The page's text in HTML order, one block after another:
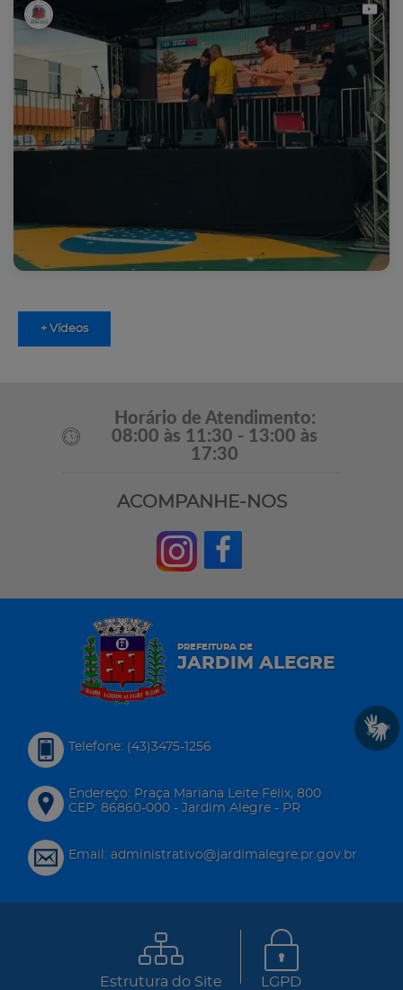
+ Vídeos
Horário de Atendimento:
08:00 às 11:30 - 13:00 às
17:30
ACOMPANHE-NOS
PREFEITURA DE
JARDIM ALEGRE
Telefone: (43)3475-1256
Endereço: Praça Mariana Leite Félix, 800
CEP: 86860-000 - Jardim Alegre - PR
Email: administrativo@jardimalegre.pr.gov.br
Estrutura do Site LGPD